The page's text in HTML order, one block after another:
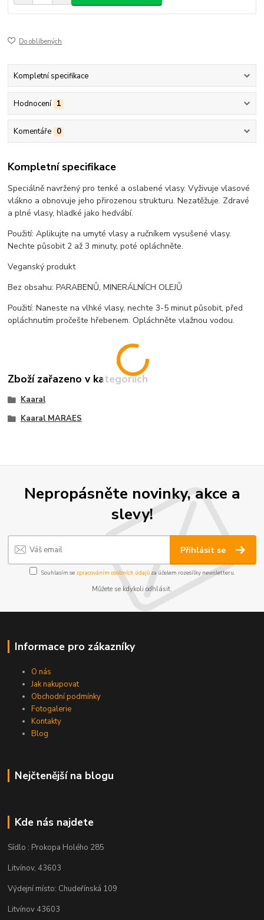
Do oblíbených
Kompletní specifikace
Hodnocení 1
Komentáře 0
Kompletní specifikace
Speciálně navržený pro tenké a oslabené vlasy. Vyživuje vlasové
vlákno a obnovuje jeho přirozenou strukturu. Nezatěžuje. Zdravé
a plné vlasy, hladké jako hedvábí.
Použití: Aplikujte na umyté vlasy a ručníkem vysušené vlasy.
Nechte působit 2 až 3 minuty, poté opláchněte.
Veganský produkt
Bez obsahu: PARABENŮ, MINERÁLNÍCH OLEJŮ
Použití: Naneste na vlhké vlasy, nechte 3-5 minut působit, před
opláchnutím pročešte hřebenem. Opláchněte vlažnou vodou.
Zboží zařazeno v kategoriích
Kaaral
Kaaral MARAES
Nepropásněte novinky, akce a
slevy!
Přihlásit se
Souhlasím se zpracováním osobních údajůza účelem rozesílky newsletteru.
Můžete se kdykoli odhlásit.
Informace pro zákazníky
O nás
Jak nakupovat
Obchodní podmínky
Fotogalerie
Kontakty
Blog
Nejčtenější na blogu
Kde nás najdete
Sídlo : Prokopa Holého 285
Litvínov, 43603
Výdejní místo: Chudeřínská 109
Litvínov 43603